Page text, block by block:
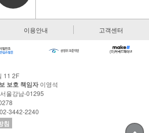
이용안내 고객센터
11 2F
보호 책임자이영석
울강남-01295
02-3442-2240
침